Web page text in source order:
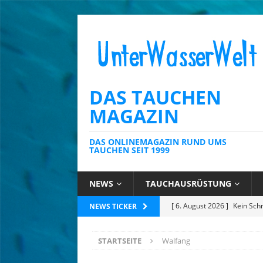
DAS TAUCHEN
MAGAZIN
DAS ONLINEMAGAZIN RUND UMS
TAUCHEN SEIT 1999
NEWS TAUCHAUSRÜSTUNG
NEWS TICKER [ 6. August 2026 ] Kein
[ 6. August 2026 ]
STARTSEITE Walfang